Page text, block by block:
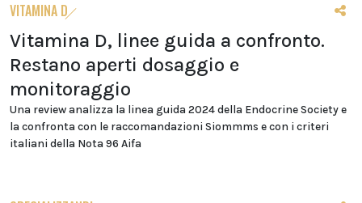
VITAMINA D
Vitamina D, linee guida a confronto.
Restano aperti dosaggio e
monitoraggio
Una review analizza la linea guida 2024 della Endocrine Society e
la confronta con le raccomandazioni Siommms e con i criteri
italiani della Nota 96 Aifa